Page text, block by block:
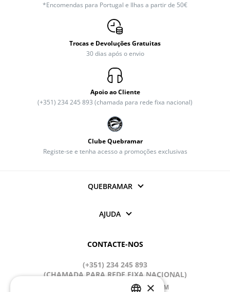
*Encomendas para Portugal e Ilhas a partir de 50€
Trocas e Devoluções Gratuitas
30 dias após o envio
Apoio ao Cliente
(+351) 234 245 893 (chamada para rede fixa nacional)
Clube Quebramar
Registe-se e tenha acesso a promoções exclusivas
QUEBRAMAR
AJUDA
CONTACTE-NOS
(+351) 234 245 893
(CHAMADA PARA REDE FIXA NACIONAL)
APOIOCLIENTE@QUEBRAMAR.COM
×